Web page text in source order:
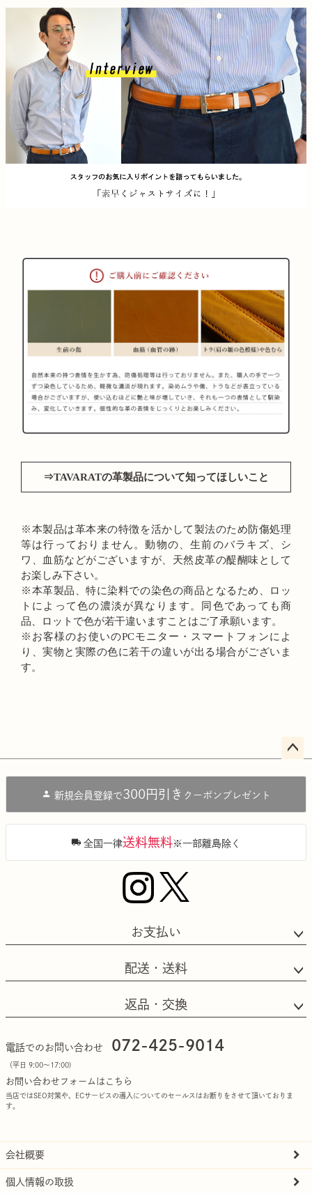
⇒TAVARATの革製品について知ってほしいこと
※本製品は革本来の特徴を活かして製法のため防傷処理
等は行っておりません。動物の、生前のバラキズ、シ
ワ、血筋などがございますが、天然皮革の醍醐味として
お楽しみ下さい。
※本革製品、特に染料での染色の商品となるため、ロッ
トによって色の濃淡が異なります。同色であっても商
品、ロットで色が若干違いますことはご了承願います。
※お客様のお使いのPCモニター・スマートフォンによ
り、実物と実際の色に若干の違いが出る場合がございま
す。
へ
新規会員登録で 300円引き クーポンプレゼント
全国一律送料無料※一部離島除く
お支払い
配送・送料
返品・交換
電話でのお問い合わせ 072-425-9014
（平日 9:00〜17:00)
お問い合わせフォームはこちら
当店ではSEO対策や、ECサービスの導入についてのセールスはお断りをさせて頂いておりま
す。
会社概要
個人情報の取扱